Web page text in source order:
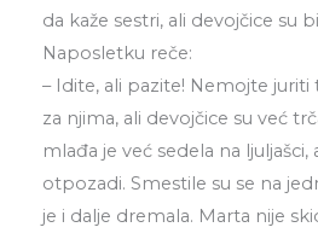
da kaže sestri, ali devojčice su
Naposletku reče:
– Idite, ali pazite! Nemojte juriti
za njima, ali devojčice su već
mlađa je već sedela na ljuljašci,
otpozadi. Smestile su se na
je i dalje dremala. Marta nije